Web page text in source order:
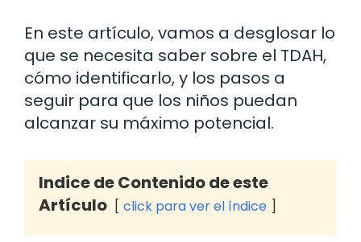
En este artículo, vamos a desglosar lo
que se necesita saber sobre el TDAH,
cómo identificarlo, y los pasos a
seguir para que los niños puedan
alcanzar su máximo potencial.
Indice de Contenido de este
Artículo
click para ver el índice